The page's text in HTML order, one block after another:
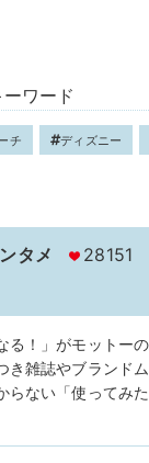
ワード
チ ディズニー
タメ 28151
る！」がモットー
き雑誌やブランド
らない「使ってみ